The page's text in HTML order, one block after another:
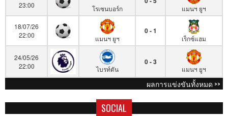
23:00
โรเซนบอร์ก แมนฯ ยูฯ
18/07/26
22:00
แมนฯ ยูฯ
0 - 1
เร็กซ์แฮม
24/05/26
22:00
ไบรท์ตัน
0 - 3
แมนฯ ยูฯ
ผลการแข่งขันทั้งหมด >>
SOCIAL